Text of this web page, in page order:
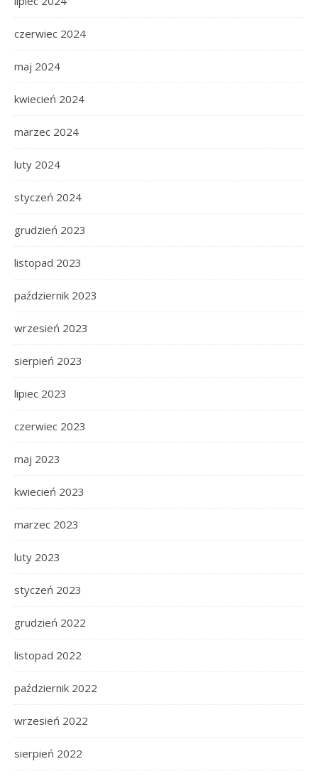
czerwiec 2024
maj 2024
kwiecień 2024
marzec 2024
luty 2024
styczeń 2024
grudzień 2023
listopad 2023
październik 2023
wrzesień 2023
sierpień 2023
lipiec 2023
czerwiec 2023
maj 2023
kwiecień 2023
marzec 2023
luty 2023
styczeń 2023
grudzień 2022
listopad 2022
październik 2022
wrzesień 2022
sierpień 2022